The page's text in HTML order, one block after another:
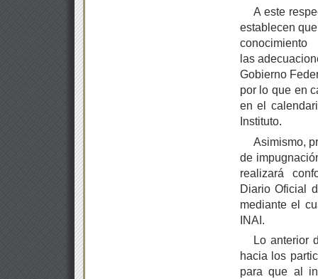
A este
establecen
las
Gobierno
por lo que en
en el
Instituto.
Asimismo,
de
realizará
Diario Oficial
mediante el
INAI.
Lo anterior
hacia los
para que al